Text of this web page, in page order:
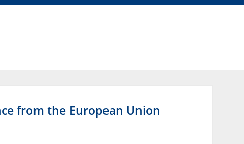
from the European Union